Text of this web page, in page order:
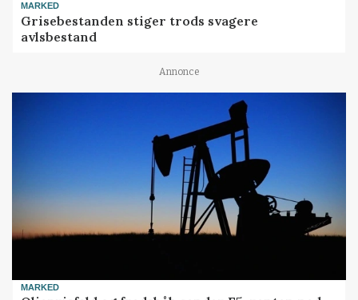
MARKED
Grisebestanden stiger trods svagere
avlsbestand
Annonce
MARKED